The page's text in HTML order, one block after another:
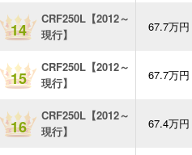
14
CRF250L【2012～
現行】
67.7万円
15
CRF250L【2012～
現行】
67.7万円
16
CRF250L【2012～
現行】
67.4万円